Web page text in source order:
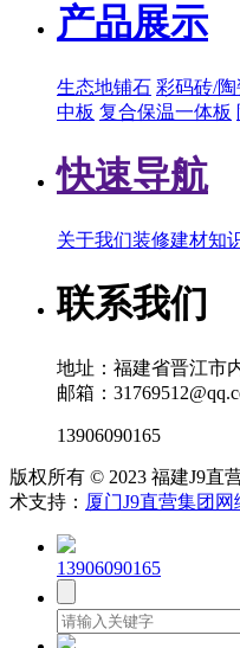
产品展示
生态地铺石 彩码砖/
中板 复合保温一体板
快速导航
关于我们装修建材知
联系我们
地址：福建省晋江市
邮箱：
13906090165
版权所有 © 2023 福建J9直
术支持： 厦门J9直营集团
13906090165